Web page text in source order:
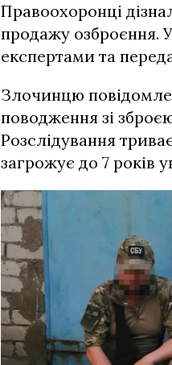
Правоохоронці
продажу озброєння.
експертами та
Злочинцю
поводження зі
Розслідування
загрожує до 7 років